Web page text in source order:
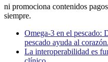
ni promociona contenidos
siempre.
Omega-3 en el pescado:
pescado ayuda al corazón.
La interoperabilidad es